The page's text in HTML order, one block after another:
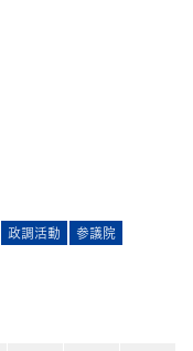
政調活動
参議院